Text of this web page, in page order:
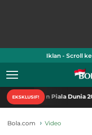
Iklan - Scroll
EKSKLUSIF!
Piala Dunia 2026
Bola.com Video